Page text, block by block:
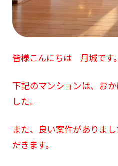
皆様こんにちは 月城です。
下記のマンションは、お
した。
また、良い案件がありま
だきます。